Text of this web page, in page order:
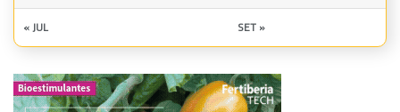
« JUL SET »